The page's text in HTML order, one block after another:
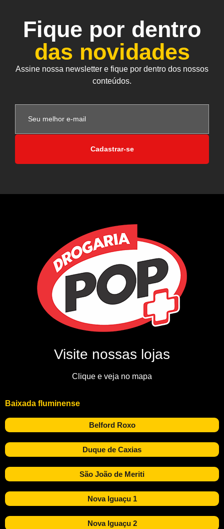
Fique por dentro
das novidades
Assine nossa newsletter e fique por dentro dos nossos
conteúdos.
Cadastrar-se
Visite nossas lojas
Clique e veja no mapa
Baixada fluminense
Belford Roxo
Duque de Caxias
São João de Meriti
Nova Iguaçu 1
Nova Iguaçu 2